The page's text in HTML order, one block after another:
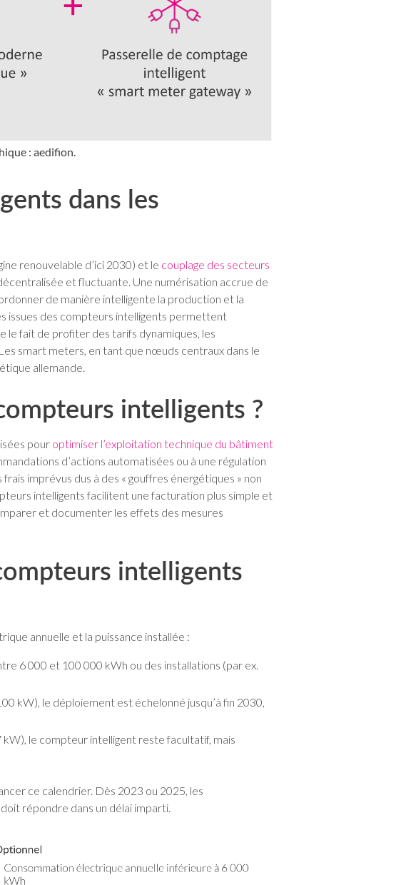
: aedifion.
dans les
renouvelable d’ici 2030) et le couplage des secteurs
et fluctuante. Une numérisation accrue de
de manière intelligente la production et la
issues des compteurs intelligents permettent
le fait de profiter des tarifs dynamiques, les
smart meters, en tant que nœuds centraux dans le
allemande.
intelligents ?
pour optimiser l’exploitation technique du bâtiment
d’actions automatisées ou à une régulation
imprévus dus à des « gouffres énergétiques » non
intelligents facilitent une facturation plus simple et
et documenter les effets des mesures
intelligents
annuelle et la puissance installée :
6 000 et 100 000 kWh ou des installations (par ex.
kW), le déploiement est échelonné jusqu’à fin 2030,
le compteur intelligent reste facultatif, mais
ce calendrier. Dès 2023 ou 2025, les
répondre dans un délai imparti.